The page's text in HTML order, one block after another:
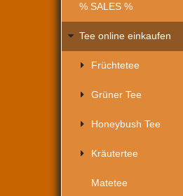
% SALES %
Tee online einkaufen
Früchtetee
Grüner Tee
Honeybush Tee
Kräutertee
Matetee